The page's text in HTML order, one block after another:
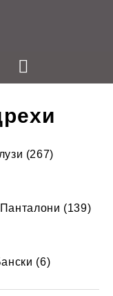
(267)
(139)
(6)